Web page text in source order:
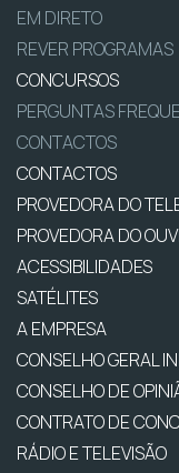
EM DIRETO
REVER PROGRAMAS
CONCURSOS
PERGUNTAS
CONTACTOS
CONTACTOS
PROVEDORA DO
PROVEDORA DO
ACESSIBILIDADES
SATÉLITES
A EMPRESA
CONSELHO GERAL
CONSELHO DE
CONTRATO DE
RÁDIO E TELEVISÃO